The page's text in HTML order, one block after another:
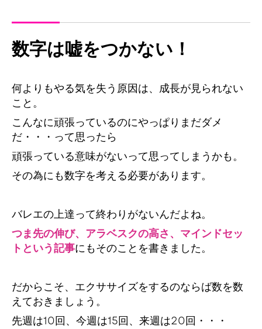
数字は嘘をつかない！
何よりもやる気を失う原因は、成長が見られない
こと。
こんなに頑張っているのにやっぱりまだダメ
だ・・・って思ったら
頑張っている意味がないって思ってしまうかも。
その為にも数字を考える必要があります。
バレエの上達って終わりがないんだよね。
つま先の伸び、アラベスクの高さ、マインドセッ
トという記事にもそのことを書きました。
だからこそ、エクササイズをするのならば数を数
えておきましょう。
先週は10回、今週は15回、来週は20回・・・